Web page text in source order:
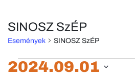
SINOSZ SzÉP
Események SINOSZ SzÉP
Események
2024.09.01